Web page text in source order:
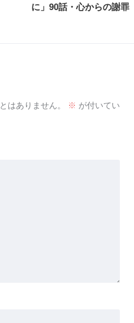
に」90話・心からの謝罪
はありません。 ※ が付いてい